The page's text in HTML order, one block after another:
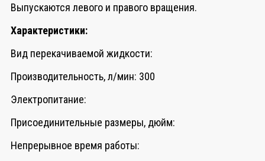
Выпускаются левого и правого вращения.
Характеристики:
Вид перекачиваемой жидкости:
Производительность, л/мин: 300
Электропитание:
Присоединительные размеры, дюйм:
Непрерывное время работы: